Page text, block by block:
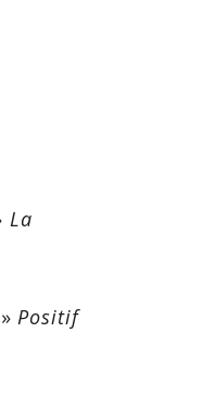
La
»Positif